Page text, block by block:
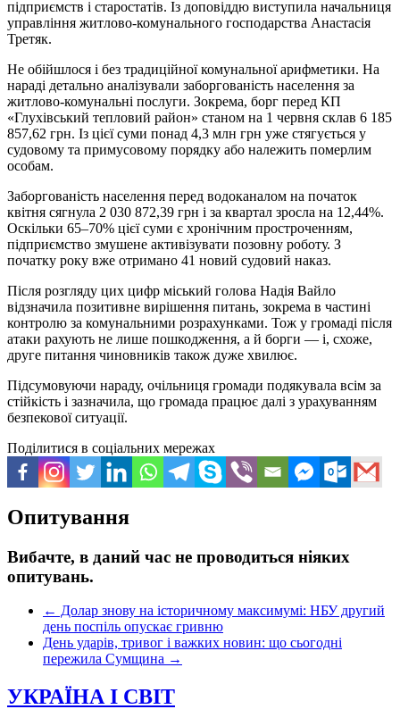
підприємств і старостатів. Із доповіддю виступила начальниця
управління житлово-комунального господарства Анастасія
Третяк.
Не обійшлося і без традиційної комунальної арифметики. На
нараді детально аналізували заборгованість населення за
житлово-комунальні послуги. Зокрема, борг перед КП
«Глухівський тепловий район» станом на 1 червня склав 6 185
857,62 грн. Із цієї суми понад 4,3 млн грн уже стягується у
судовому та примусовому порядку або належить померлим
особам.
Заборгованість населення перед водоканалом на початок
квітня сягнула 2 030 872,39 грн і за квартал зросла на 12,44%.
Оскільки 65–70% цієї суми є хронічним простроченням,
підприємство змушене активізувати позовну роботу. З
початку року вже отримано 41 новий судовий наказ.
Після розгляду цих цифр міський голова Надія Вайло
відзначила позитивне вирішення питань, зокрема в частині
контролю за комунальними розрахунками. Тож у громаді після
атаки рахують не лише пошкодження, а й борги — і, схоже,
друге питання чиновників також дуже хвилює.
Підсумовуючи нараду, очільниця громади подякувала всім за
стійкість і зазначила, що громада працює далі з урахуванням
безпекової ситуації.
Поділитися в соціальних мережах
Опитування
Вибачте, в даний час не проводиться ніяких
опитувань.
← Долар знову на історичному максимумі: НБУ другий
день поспіль опускає гривню
День ударів, тривог і важких новин: що сьогодні
пережила Сумщина →
УКРАЇНА І СВІТ